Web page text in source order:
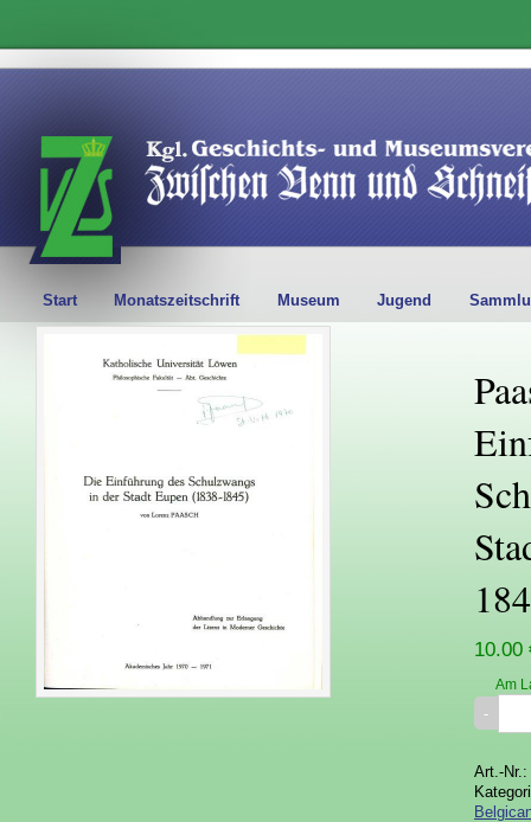
Start Monatszeitschrift Museum Jugend
10.00
Am
Art.-Nr.: